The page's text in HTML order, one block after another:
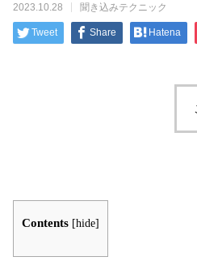
2023.10.28 聞き込みテクニック
Tweet Share Hatena
Contents [hide]